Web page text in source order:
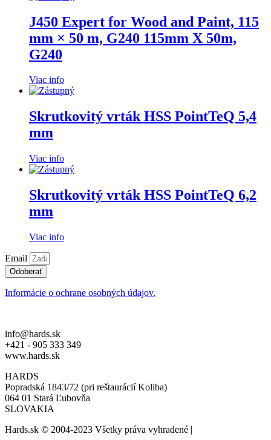
J450 Expert for Wood and Paint, 115
mm × 50 m, G240 115mm X 50m,
G240
Viac info
Skrutkovitý vrták HSS PointTeQ 5,4
mm
Viac info
Skrutkovitý vrták HSS PointTeQ 6,2
mm
Viac info
Email
Odoberať
Informácie o ochrane osobných údajov.
info@hards.sk
+421 - 905 333 349
www.hards.sk
HARDS
Popradská 1843/72 (pri reštaurácií Koliba)
064 01 Stará Ľubovňa
SLOVAKIA
Hards.sk © 2004-2023 Všetky práva vyhradené |